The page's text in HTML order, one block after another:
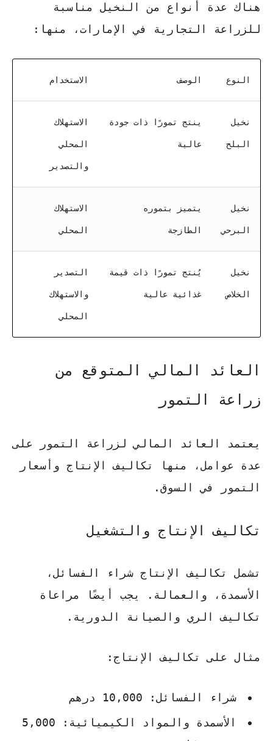
هناك عدة أنواع من النخيل مناسبة
للزراعة التجارية في الإمارات، منها:
النوع الوصف الاستخدام
نخيل
البلح
ينتج تمورًا ذات جودة
عالية
الاستهلاك
المحلي
والتصدير
نخيل
البرحي
يتميز بتموره
الطازجة
الاستهلاك
المحلي
نخيل
الخلاص
يُنتج تمورًا ذات قيمة
غذائية عالية
التصدير
والاستهلاك
المحلي
العائد المالي المتوقع من
زراعة التمور
يعتمد العائد المالي لزراعة التمور على
عدة عوامل، منها تكاليف الإنتاج وأسعار
التمور في السوق.
تكاليف الإنتاج والتشغيل
تشمل تكاليف الإنتاج شراء الفسائل،
الأسمدة، والعمالة. يجب أيضًا مراعاة
تكاليف الري والصيانة الدورية.
مثال على تكاليف الإنتاج:
شراء الفسائل: 10,000 درهم
الأسمدة والمواد الكيميائية: 5,000